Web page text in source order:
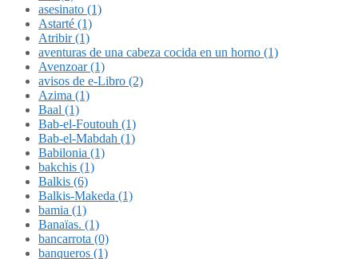
asesinato (1)
Astarté (1)
Atribir (1)
aventuras de una cabeza cocida en un horno (1)
Avenzoar (1)
avisos de e-Libro (2)
Azima (1)
Baal (1)
Bab-el-Foutouh (1)
Bab-el-Mabdah (1)
Babilonia (1)
bakchis (1)
Balkis (6)
Balkis-Makeda (1)
bamia (1)
Banaïas. (1)
bancarrota (0)
banqueros (1)